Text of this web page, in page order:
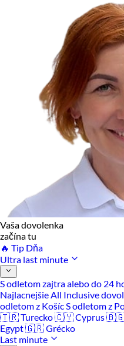
Vaša dovolenka
začína tu
🔥 Tip Dňa
Ultra last minute
S odletom zajtra alebo do 24
Najlacnejšie All Inclusive
odletom z KošícS odletom z
🇹🇷 Turecko🇨🇾 Cyprus🇧🇬
Egypt🇬🇷 Grécko
Last minute
Cookies, ktoré
Technické a nevyhnutné
Analytické a
Reklamné úložisko
Reklamné používateľské
Personalizácia reklám
Odmietnuť